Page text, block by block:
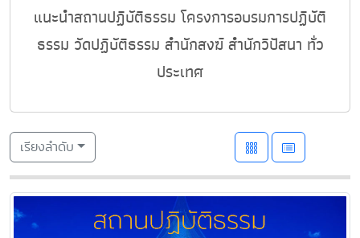
แนะนำสถานปฏิบัติธรรม โครงการอบรมการปฏิบัติ
ธรรม วัดปฏิบัติธรรม สำนักสงฆ์ สำนักวิปัสนา ทั่ว
ประเทศ
เรียงลำดับ